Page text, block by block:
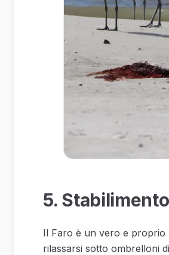
5.
Il Faro è un vero e proprio
rilassarsi sotto ombrelloni